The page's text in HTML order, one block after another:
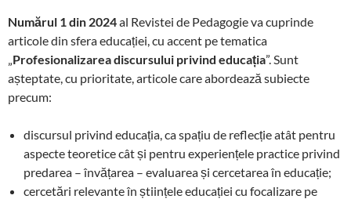
Numărul 1 din 2024al Revistei de Pedagogie va cuprinde
articole din sfera educației, cu accent pe tematica
Profesionalizarea discursului privind educația”. Sunt
așteptate, cu prioritate, articole care abordează subiecte
precum:
discursul privind educația, ca spațiu de reflecție atât pentru
aspecte teoretice cât și pentru experiențele practice privind
predarea – învățarea – evaluarea și cercetarea în educație;
cercetări relevante în științele educației cu focalizare pe